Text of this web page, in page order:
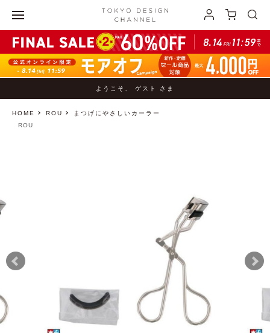
ようこそ、 ゲスト さま
HOME ROU まつげにやさしいカーラー
ROU